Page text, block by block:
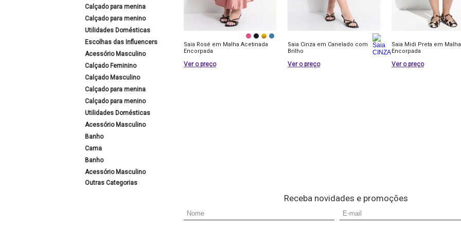
Calçado para menina
Calçado para menino
Utilidades Domésticas
Escolhas das Influencers
Acessório Masculino
Calçado Feminino
Calçado Masculino
Calçado para menina
Calçado para menino
Utilidades Domésticas
Acessório Masculino
Banho
Cama
Banho
Acessório Masculino
Outras Categorias
Saia Rosé em Malha Acetinada
Encorpada
Ver o preço
Saia Cinza em Canelado com
Brilho
Ver o preço
Saia Midi Preta em
Encorpada
Ver o preço
Receba novidades e promoções